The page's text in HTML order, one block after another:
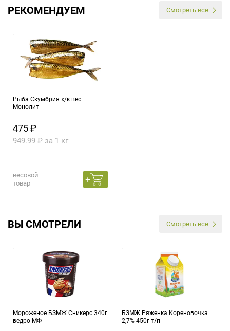
РЕКОМЕНДУЕМ Смотреть все
Рыба Скумбрия х/к вес
Монолит
475 ₽
949.99 ₽ за 1 кг
весовой
товар
ВЫ СМОТРЕЛИ Смотреть все
Мороженое БЗМЖ Сникерс 340г
ведро МФ
БЗМЖ Ряженка Кореновочка
2,7% 450г т/п